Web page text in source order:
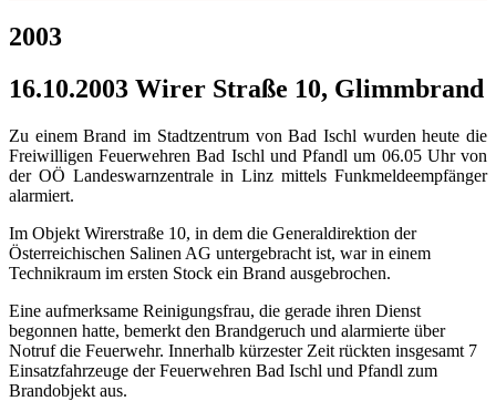
2003
16.10.2003 Wirer Straße 10, Glimmbrand
Zu einem Brand im Stadtzentrum von Bad Ischl wurden heute die
Freiwilligen Feuerwehren Bad Ischl und Pfandl um 06.05 Uhr von
der OÖ Landeswarnzentrale in Linz mittels Funkmeldeempfänger
alarmiert.
Im Objekt Wirerstraße 10, in dem die Generaldirektion der
Österreichischen Salinen AG untergebracht ist, war in einem
Technikraum im ersten Stock ein Brand ausgebrochen.
Eine aufmerksame Reinigungsfrau, die gerade ihren Dienst
begonnen hatte, bemerkt den Brandgeruch und alarmierte über
Notruf die Feuerwehr. Innerhalb kürzester Zeit rückten insgesamt 7
Einsatzfahrzeuge der Feuerwehren Bad Ischl und Pfandl zum
Brandobjekt aus.